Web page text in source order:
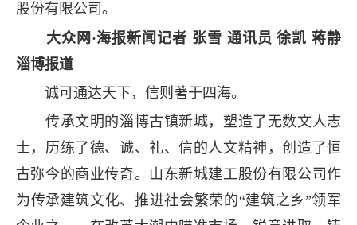
股份有限公司。
大众网·海报新闻记者 张雪 通讯员 徐凯 蒋静
淄博报道
诚可通达天下，信则著于四海。
传承文明的淄博古镇新城，塑造了无数文人志
士，历练了德、诚、礼、信的人文精神，创造了恒
古弥今的商业传奇。山东新城建工股份有限公司作
为传承建筑文化、推进社会繁荣的“建筑之乡”领军